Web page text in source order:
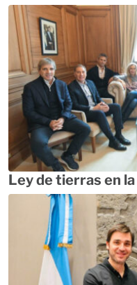
Ley de tierras en